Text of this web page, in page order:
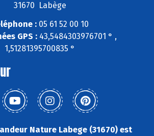
31670 Labège
:05 61 52 00 10
GPS : 43,5484303976701 ° ,
1,51281395700835 °
Nature Labege (31670) est